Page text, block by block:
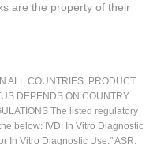
are the property of their
ALL COUNTRIES. PRODUCT
DEPENDS ON COUNTRY
The listed regulatory
below: IVD: In Vitro Diagnostic
In Vitro Diagnostic Use." ASR: